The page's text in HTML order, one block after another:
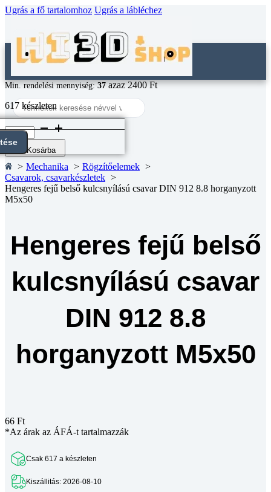
Ugrás a fő tartalomhoz Ugrás a lábléchez
Search
...
Min. rendelési mennyiség:37azaz 2400 Ft
617 készleten
Hengeres
fejű
belső
kulcsnyílású
csavar
DIN
912
8.8
mennyiség
Kosárba
Mechanika
Rögzítőelemek
Csavarok, csavarkészletek
Hengeres fejű belső kulcsnyílású csavar DIN 912 8.8 horganyzott
M5x50
Hengeres fejű belső
kulcsnyílású csavar
DIN 912 8.8
horganyzott M5x50
66 Ft
*Az árak az ÁFÁ-t tartalmazzák
Csak 617 a készleten
Kiszállitás: 2026-08-10